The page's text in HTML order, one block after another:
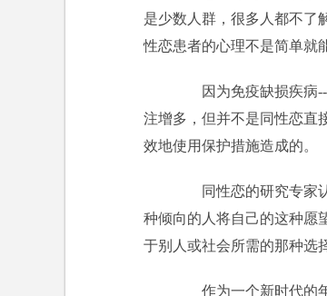
是少数人群，很多人都不了
性恋患者的心理不是简单就
因为免疫缺损疾病--
注增多，但并不是同性恋直
效地使用保护措施造成的。
同性恋的研究专家认
种倾向的人将自己的这种愿
于别人或社会所需的那种选
作为一个新时代的年